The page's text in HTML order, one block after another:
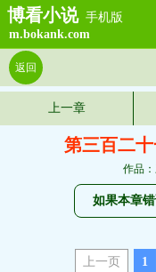
博看小说 手机版
m.bokank.com
返回
上一章
第三百二
作品
如果本章
上一页 1